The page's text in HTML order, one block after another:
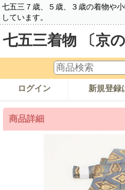
七五三７歳、５歳、３歳の着物や
しています。
七五三着物 〔京の
ログイン 新規登録
商品詳細